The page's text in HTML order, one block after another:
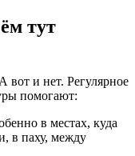
тут
вот и нет. Регулярное
помогают:
в местах, куда
в паху, между